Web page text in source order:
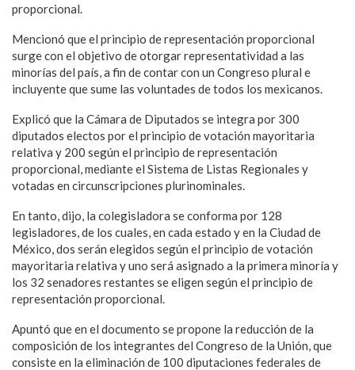
proporcional.
Mencionó que el principio de representación proporcional
surge con el objetivo de otorgar representatividad a las
minorías del país, a fin de contar con un Congreso plural e
incluyente que sume las voluntades de todos los mexicanos.
Explicó que la Cámara de Diputados se integra por 300
diputados electos por el principio de votación mayoritaria
relativa y 200 según el principio de representación
proporcional, mediante el Sistema de Listas Regionales y
votadas en circunscripciones plurinominales.
En tanto, dijo, la colegisladora se conforma por 128
legisladores, de los cuales, en cada estado y en la Ciudad de
México, dos serán elegidos según el principio de votación
mayoritaria relativa y uno será asignado a la primera minoría y
los 32 senadores restantes se eligen según el principio de
representación proporcional.
Apuntó que en el documento se propone la reducción de la
composición de los integrantes del Congreso de la Unión, que
consiste en la eliminación de 100 diputaciones federales de